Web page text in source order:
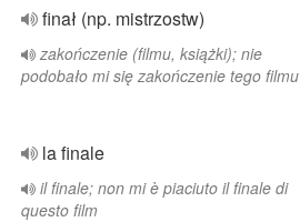
finał (np. mistrzostw)
zakończenie (filmu, książki); nie
podobało mi się zakończenie tego filmu
la finale
il finale; non mi è piaciuto il finale di
questo film